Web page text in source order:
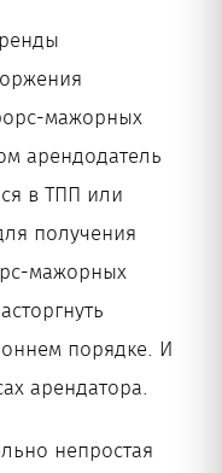
мажорных
арендодатель
в ТПП или
получения
мажорных
порядке. И
арендатора.
непростая